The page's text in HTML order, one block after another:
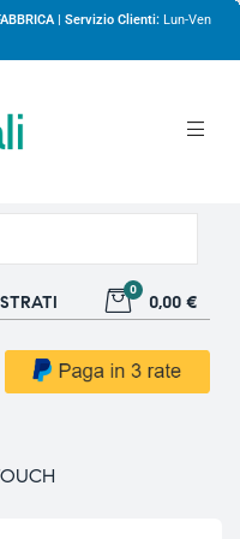
| Servizio Clienti: Lun-Ven
0
0,00 €